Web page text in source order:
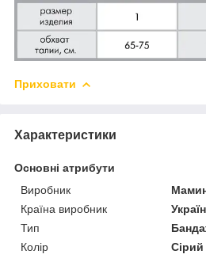
Приховати
Характеристики
Основні атрибути
Виробник
Країна виробник
Тип
Колір
Сірий